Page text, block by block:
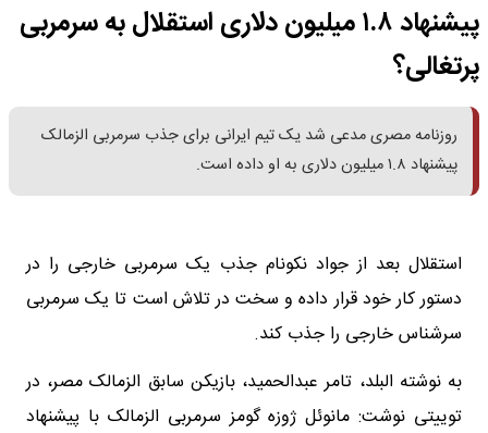
پیشنهاد ۱.۸ میلیون دلاری استقلال به سرمربی
پرتغالی؟
روزنامه مصری مدعی شد یک تیم ایرانی برای جذب سرمربی الزمالک
پیشنهاد ۱.۸ میلیون دلاری به او داده است.
استقلال بعد از جواد نکونام جذب یک سرمربی خارجی را در
دستور کار خود قرار داده و سخت در تلاش است تا یک سرمربی
سرشناس خارجی را جذب کند.
به نوشته البلد، تامر عبدالحمید، بازیکن سابق الزمالک مصر، در
توییتی نوشت: مانوئل ژوزه گومز سرمربی الزمالک با پیشنهاد